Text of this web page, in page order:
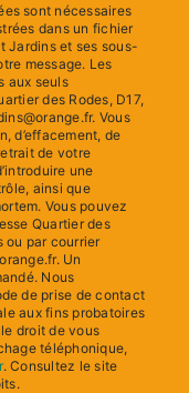
sont nécessaires
dans un fichier
Jardins et ses sous-
message. Les
aux seuls
des Rodes, D17,
Vous
d’effacement, de
de votre
une
ainsi que
Vous pouvez
Quartier des
ou par courrier
Un
Nous
de prise de contact
aux fins probatoires
droit de vous
téléphonique,
. Consultez le site